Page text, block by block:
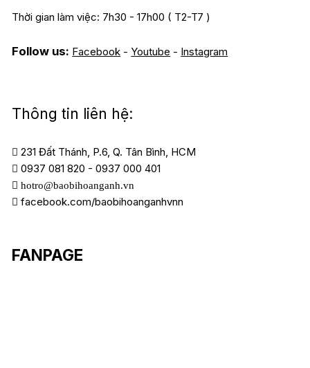
Thời gian làm việc: 7h30 - 17h00 ( T2-T7 )
Follow us: Facebook - Youtube - Instagram
Thông tin liên hệ:
231 Đất Thánh, P.6, Q. Tân Bình, HCM
0937 081 820 -0937 000 401
hotro@baobihoanganh.vn
facebook.com/baobihoanganhvnn
FANPAGE